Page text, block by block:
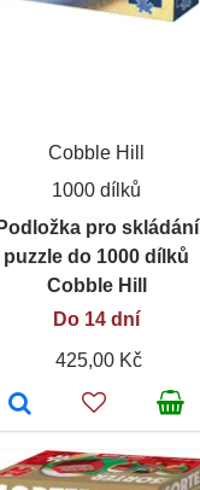
Cobble Hill
1000 dílků
Podložka pro skládání
puzzle do 1000 dílků
Cobble Hill
Do 14 dní
425,00 Kč